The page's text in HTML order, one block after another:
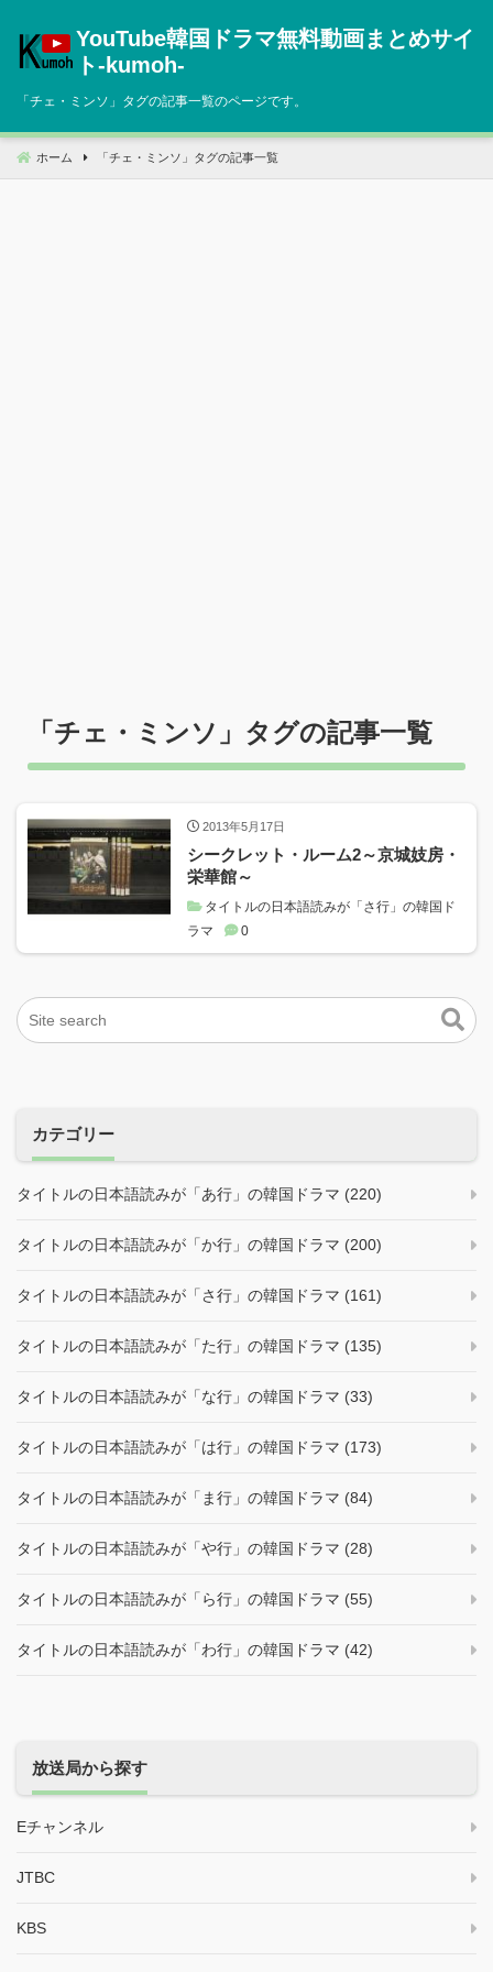
へ
動
YouTube韓国ドラマ無料動画まとめサイ
ト‐kumoh‐
「チェ・ミンソ 」タグの記事一覧のページです。
ホーム 「 チェ・ミンソ 」タグの記事一覧
「チェ・ミンソ 」タグの記事一覧
2013年5月17日
シークレット・ルーム2～京城妓房・
栄華館～
タイトルの日本語読みが「さ行」の韓国ド
ラマ
0
カテゴリー
タイトルの日本語読みが「あ行」の韓国ドラマ (220)
タイトルの日本語読みが「か行」の韓国ドラマ (200)
タイトルの日本語読みが「さ行」の韓国ドラマ (161)
タイトルの日本語読みが「た行」の韓国ドラマ (135)
タイトルの日本語読みが「な行」の韓国ドラマ (33)
タイトルの日本語読みが「は行」の韓国ドラマ (173)
タイトルの日本語読みが「ま行」の韓国ドラマ (84)
タイトルの日本語読みが「や行」の韓国ドラマ (28)
タイトルの日本語読みが「ら行」の韓国ドラマ (55)
タイトルの日本語読みが「わ行」の韓国ドラマ (42)
放送局から探す
Eチャンネル
JTBC
KBS